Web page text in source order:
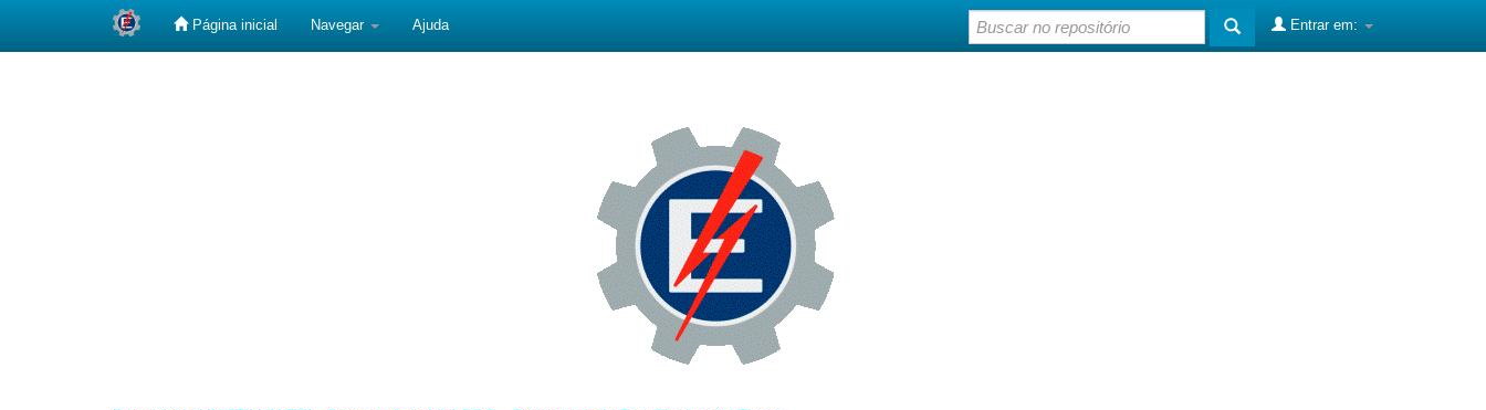
Página inicial Navegar Ajuda Entrar em: